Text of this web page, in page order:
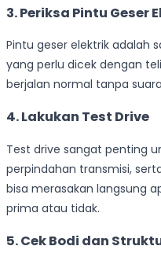
3. Periksa Pintu Geser
Pintu geser elektrik adalah
yang perlu dicek dengan
berjalan normal tanpa
4. Lakukan Test Drive
Test drive sangat penting
perpindahan transmisi,
bisa merasakan langsung
prima atau tidak.
5. Cek Bodi dan